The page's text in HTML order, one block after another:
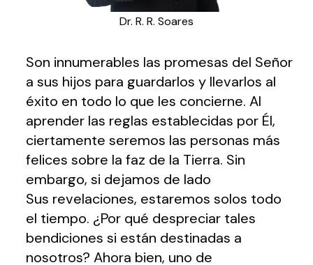
Dr. R. R. Soares
Son innumerables las promesas del Señor
a sus hijos para guardarlos y llevarlos al
éxito en todo lo que les concierne. Al
aprender las reglas establecidas por Él,
ciertamente seremos las personas más
felices sobre la faz de la Tierra. Sin
embargo, si dejamos de lado
Sus revelaciones, estaremos solos todo
el tiempo. ¿Por qué despreciar tales
bendiciones si están destinadas a
nosotros? Ahora bien, uno de